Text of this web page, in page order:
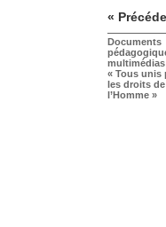
«
Documents
multimédias
« Tous unis
les droits de
l’Homme »